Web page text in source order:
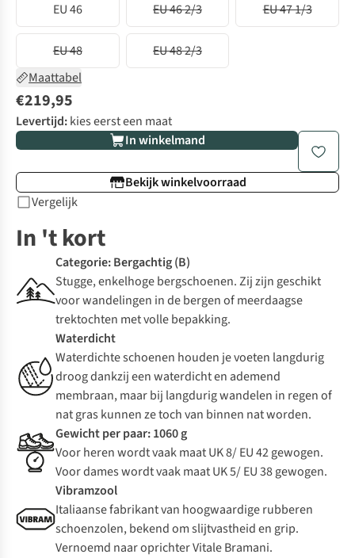
EU 46 EU 46 2/3 EU 47 1/3
EU 48
EU 48 2/3
Maattabel
€219,95
Levertijd:kies eerst een maat
In winkelmand
Bekijk winkelvoorraad
Vergelijk
In 't kort
Categorie: Bergachtig (B)
Stugge, enkelhoge bergschoenen. Zij zijn geschikt
voor wandelingen in de bergen of meerdaagse
trektochten met volle bepakking.
Waterdicht
Waterdichte schoenen houden je voeten langdurig
droog dankzij een waterdicht en ademend
membraan, maar bij langdurig wandelen in regen of
nat gras kunnen ze toch van binnen nat worden.
Gewicht per paar: 1060 g
Voor heren wordt vaak maat UK 8/ EU 42 gewogen.
Voor dames wordt vaak maat UK 5/ EU 38 gewogen.
Vibramzool
Italiaanse fabrikant van hoogwaardige rubberen
schoenzolen, bekend om slijtvastheid en grip.
Vernoemd naar oprichter Vitale Bramani.